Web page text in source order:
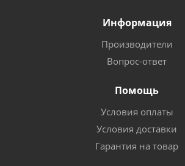
Информация
Производители
Вопрос-ответ
Помощь
Условия оплаты
Условия доставки
Гарантия на товар